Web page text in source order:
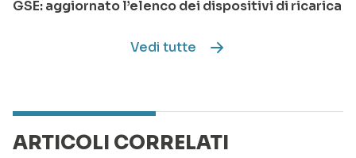
GSE: aggiornato l’elenco dei dispositivi di ricarica
Vedi tutte
ARTICOLI CORRELATI